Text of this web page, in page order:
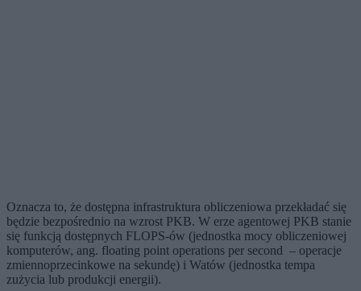
Oznacza to, że dostępna infrastruktura obliczeniowa przekładać się
będzie bezpośrednio na wzrost PKB. W erze agentowej PKB stanie
się funkcją dostępnych FLOPS-ów (jednostka mocy obliczeniowej
komputerów, ang. floating point operations per second – operacje
zmiennoprzecinkowe na sekundę) i Watów (jednostka tempa
zużycia lub produkcji energii).